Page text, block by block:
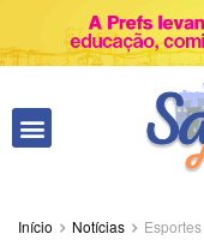
Início Notícias Esportes